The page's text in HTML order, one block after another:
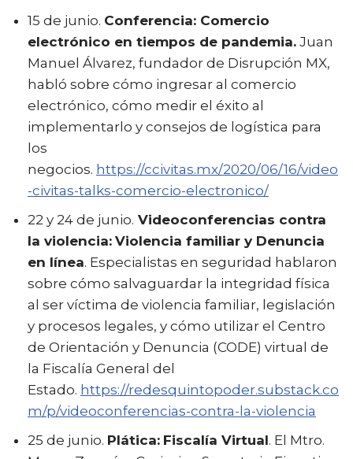
15 de junio. Conferencia: Comercio
electrónico en tiempos de pandemia. Juan
Manuel Álvarez, fundador de Disrupción MX,
habló sobre cómo ingresar al comercio
electrónico, cómo medir el éxito al
implementarlo y consejos de logística para
los
negocios. https://ccivitas.mx/2020/06/16/video
-civitas-talks-comercio-electronico/
22 y 24 de junio. Videoconferencias contra
la violencia: Violencia familiar y Denuncia
en línea. Especialistas en seguridad hablaron
sobre cómo salvaguardar la integridad física
al ser víctima de violencia familiar, legislación
y procesos legales, y cómo utilizar el Centro
de Orientación y Denuncia (CODE) virtual de
la Fiscalía General del
Estado. https://redesquintopoder.substack.co
m/p/videoconferencias-contra-la-violencia
25 de junio. Plática: Fiscalía Virtual. El Mtro.